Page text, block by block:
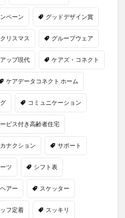
ペーン グッドデザイン賞
クリスマス グループウェア
ップ現代 ケアズ・コネクト
ケアデータコネクト ホーム
コミュニケーション
ビス付き高齢者住宅
ナクション サポート
ツ シフト表
アー スケッター
フ定着 スッキリ